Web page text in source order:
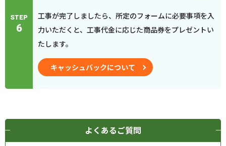
STEP
6
工事が完了しましたら、所定のフォームに必要事項を入
力いただくと、工事代金に応じた商品券をプレゼントい
たします。
キャッシュバックについて
よくあるご質問